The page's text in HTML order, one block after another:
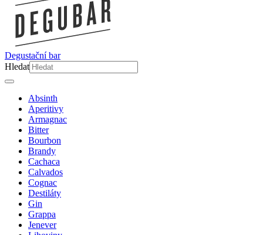
Degustační bar
Hledat
Absinth
Aperitivy
Armagnac
Bitter
Bourbon
Brandy
Cachaca
Calvados
Cognac
Destiláty
Gin
Grappa
Jenever